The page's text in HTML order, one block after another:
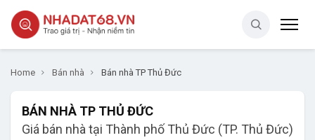
Home Bán nhà Bán nhà TP Thủ Đức
BÁN NHÀ TP THỦ ĐỨC
​Giá bán nhà tại Thành phố Thủ Đức (TP. Thủ Đức)